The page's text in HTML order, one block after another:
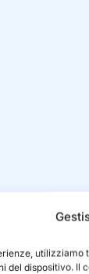
del dispositivo. Il